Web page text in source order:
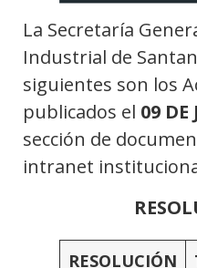
La Secretaría
Industrial de
siguientes son los
publicados el 09 DE
sección de
intranet
RESOLUCIÓN